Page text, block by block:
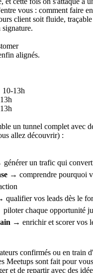
vous : comment faire
client soit fluide,
alignés.
10-13h
un tunnel complet avec
allez découvrir) :
générer un trafic qui
→ comprendre pourquoi
qualifier vos leads dès le
chaque opportunité
→ enrichir et scorer vos
confirmés ou en train
Meetups sont fait pour
et de repartir avec des